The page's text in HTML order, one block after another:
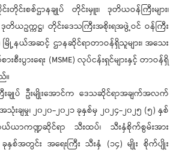
တိုင်းစစ်ဌာနချုပ် တိုင်းမှူး၊ ဒုတိယဝန်ကြီးများ၊
ဥက္ကဋ္ဌ၊ တိုင်းဒေသကြီးအစိုးရအဖွဲ့ဝင် ဝန်ကြီး
င်၊ မြို့နယ်အဆင့် ဌာနဆိုင်ရာတာဝန်ရှိသူများ၊ အသေး
စီးပွားရေး (MSME) လုပ်ငန်းရှင်များနှင့် တာဝန်ရှိ
။
းချုပ် ဦးမျိုးအောင်က ဒေသဆိုင်ရာအချက်အလက်
ေအသုံးချမှု၊ ၂၀၂၀-၂၀၂၁ ခုနှစ်မှ ၂၀၂၄-၂၀၂၅ (၅) နှစ်
ကဏ္ဍဆိုင်ရာ သီးထပ်၊ သီးနှံစိုက်စွမ်းအား
နှစ်အတွင်း အရေးကြီး သီးနှံ (၁၄) မျိုး စိုက်ပျိုး